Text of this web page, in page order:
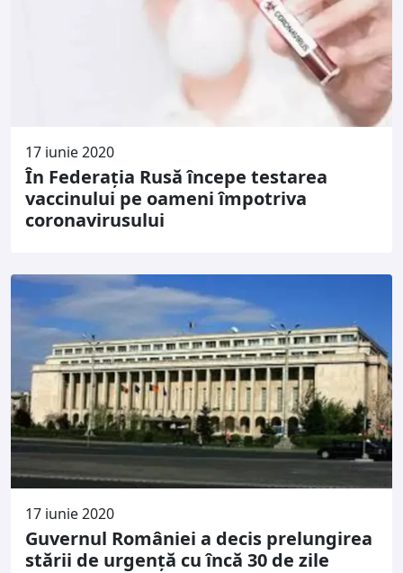
17 iunie 2020
În Federația Rusă începe testarea
vaccinului pe oameni împotriva
coronavirusului
17 iunie 2020
Guvernul României a decis prelungirea
stării de urgență cu încă 30 de zile